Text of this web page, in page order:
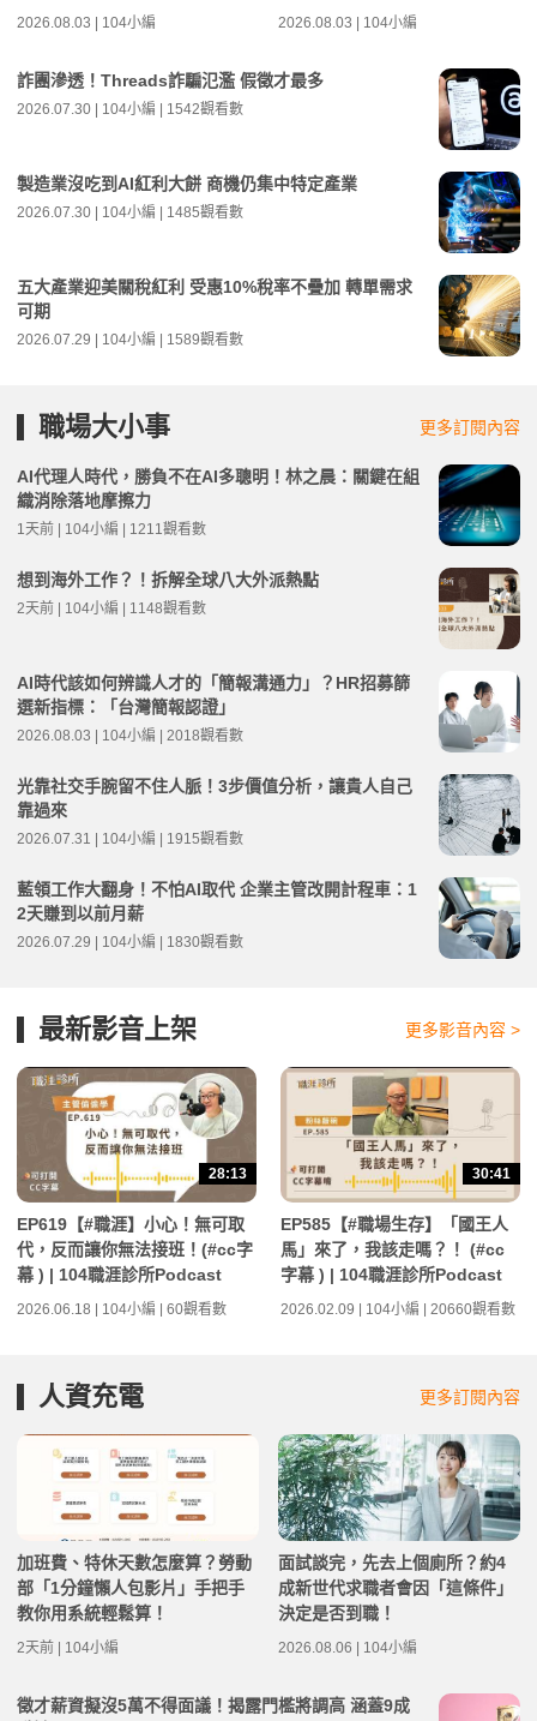
2026.08.03 | 104小編 2026.08.03 | 104小編
詐團滲透！Threads詐騙氾濫 假徵才最多
2026.07.30 | 104小編 | 1542觀看數
製造業沒吃到AI紅利大餅 商機仍集中特定產業
2026.07.30 | 104小編 | 1485觀看數
五大產業迎美關稅紅利 受惠10%稅率不疊加 轉單需求
可期
2026.07.29 | 104小編 | 1589觀看數
職場大小事 更多訂閱內容
AI代理人時代，勝負不在AI多聰明！林之晨：關鍵在組
織消除落地摩擦力
1天前 | 104小編 | 1211觀看數
想到海外工作？！拆解全球八大外派熱點
2天前 | 104小編 | 1148觀看數
AI時代該如何辨識人才的「簡報溝通力」？HR招募篩
選新指標：「台灣簡報認證」
2026.08.03 | 104小編 | 2018觀看數
光靠社交手腕留不住人脈！3步價值分析，讓貴人自己
靠過來
2026.07.31 | 104小編 | 1915觀看數
藍領工作大翻身！不怕AI取代 企業主管改開計程車：1
2天賺到以前月薪
2026.07.29 | 104小編 | 1830觀看數
最新影音上架 更多影音內容 >
28:13
EP619【#職涯】小心！無可取
代，反而讓你無法接班！(#cc字
幕 ) | 104職涯診所Podcast
2026.06.18 | 104小編 | 60觀看數
30:41
EP585【#職場生存】「國王人
馬」來了，我該走嗎？！ (#cc
字幕 ) | 104職涯診所Podcast
2026.02.09 | 104小編 | 20660觀看數
人資充電 更多訂閱內容
加班費、特休天數怎麼算？勞動
部「1分鐘懶人包影片」手把手
教你用系統輕鬆算！
2天前 | 104小編
面試談完，先去上個廁所？約4
成新世代求職者會因「這條件」
決定是否到職！
2026.08.06 | 104小編
徵才薪資擬沒5萬不得面議！揭露門檻將調高 涵蓋9成